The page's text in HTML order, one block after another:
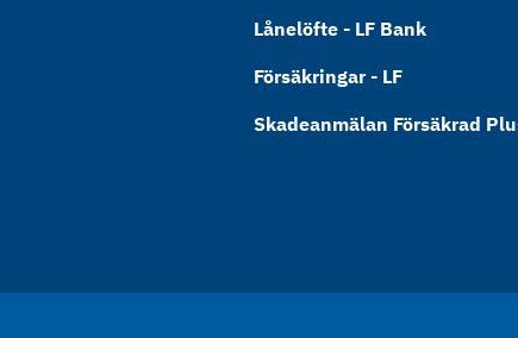
Lånelöfte - LF Bank
Försäkringar - LF
Skadeanmälan Försäkrad